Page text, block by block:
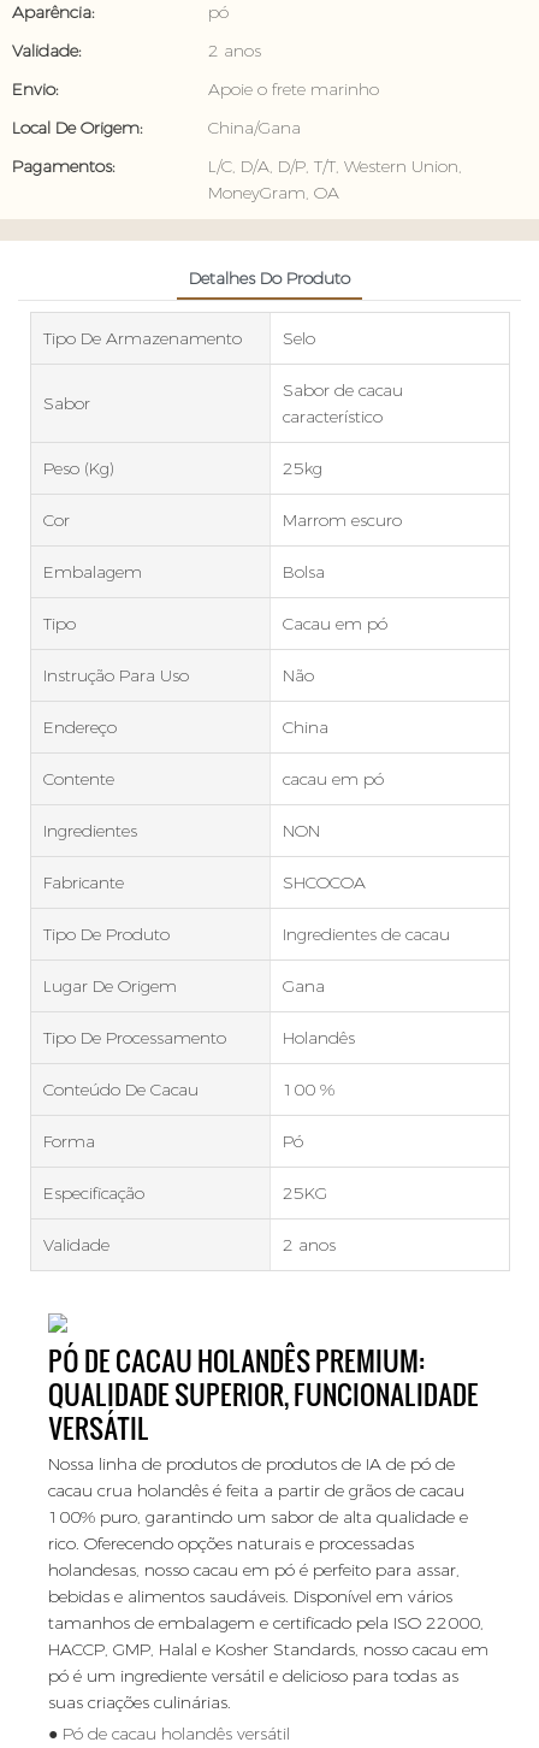
Aparência:
pó
Validade:
2 anos
Envio:
Apoie o frete marinho
Local De Origem:
China/Gana
Pagamentos:
L/C, D/A, D/P, T/T, Western Union,
MoneyGram, OA
Detalhes Do Produto
Tipo De Armazenamento Selo
Sabor
Sabor de cacau
característico
Peso (kg) 25kg
Cor Marrom escuro
Embalagem Bolsa
Tipo Cacau em pó
Instrução Para Uso Não
Endereço China
Contente cacau em pó
Ingredientes NON
Fabricante SHCOCOA
Tipo De Produto Ingredientes de cacau
Lugar De Origem Gana
Tipo De Processamento Holandês
Conteúdo De Cacau 100 %
Forma Pó
Especificação 25KG
Validade 2 anos
PÓ DE CACAU HOLANDÊS PREMIUM:
QUALIDADE SUPERIOR, FUNCIONALIDADE
VERSÁTIL
Nossa linha de produtos de produtos de IA de pó de
cacau crua holandês é feita a partir de grãos de cacau
100% puro, garantindo um sabor de alta qualidade e
rico. Oferecendo opções naturais e processadas
holandesas, nosso cacau em pó é perfeito para assar,
bebidas e alimentos saudáveis. Disponível em vários
tamanhos de embalagem e certificado pela ISO 22000,
HACCP, GMP, Halal e Kosher Standards, nosso cacau em
pó é um ingrediente versátil e delicioso para todas as
suas criações culinárias.
● Pó de cacau holandês versátil